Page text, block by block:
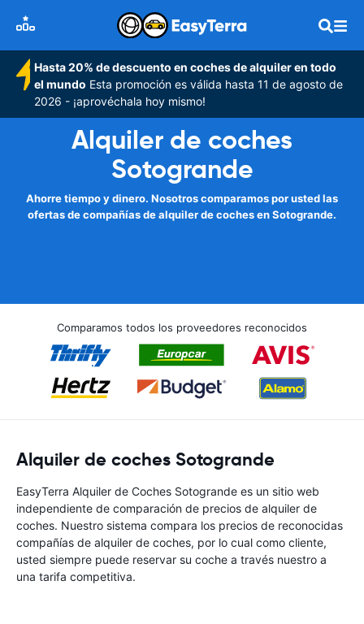
Hasta 20% de descuento en coches de alquiler en todo
el mundo Esta promoción es válida hasta 11 de agosto de
2026 - ¡aprovéchala hoy mismo!
Alquiler de coches
Sotogrande
Ahorre tiempo y dinero. Nosotros comparamos por usted las
ofertas de compañías de alquiler de coches en Sotogrande.
Comparamos todos los proveedores reconocidos
Alquiler de coches Sotogrande
EasyTerra Alquiler de Coches Sotogrande es un sitio web
independiente de comparación de precios de alquiler de
coches. Nuestro sistema compara los precios de reconocidas
compañías de alquiler de coches, por lo cual como cliente,
usted siempre puede reservar su coche a través nuestro a
una tarifa competitiva.